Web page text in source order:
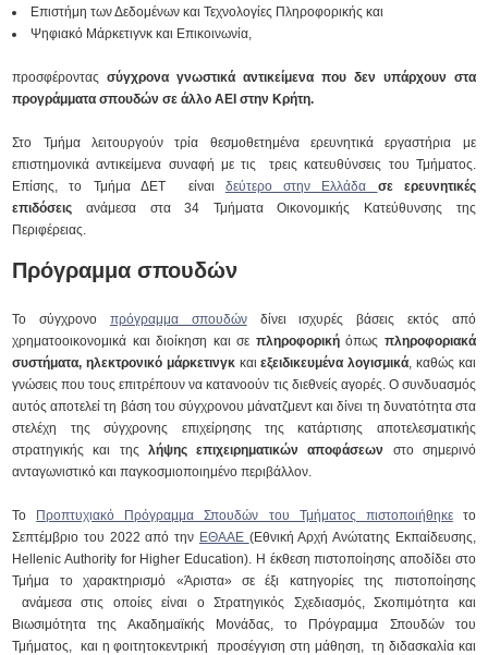
Επιστήμη των Δεδομένων και Τεχνολογίες Πληροφορικής και
Ψηφιακό Μάρκετιγνκ και Επικοινωνία,
προσφέρονταςσύγχρονα γνωστικά αντικείμενα που δεν υπάρχουν στα
προγράμματα σπουδών σε άλλο ΑΕΙ στην Κρήτη.
Στο Τμήμα λειτουργούν τρία θεσμοθετημένα ερευνητικά εργαστήρια με
επιστημονικά αντικείμενα συναφή με τις τρεις κατευθύνσεις του Τμήματος.
Επίσης, το Τμήμα ΔΕΤ είναι δεύτερο στην Ελλάδα σε ερευνητικές
επιδόσεις ανάμεσα στα 34 Τμήματα Οικονομικής Κατεύθυνσης της
Περιφέρειας.
Πρόγραμμα σπουδών
Το σύγχρονο πρόγραμμα σπουδώνδίνει ισχυρές βάσεις εκτός από
χρηματοοικονομικά και διοίκηση και σε πληροφορικήόπως πληροφοριακά
συστήματα, ηλεκτρονικό μάρκετινγκκαιεξειδικευμένα λογισμικά, καθώς και
γνώσεις που τους επιτρέπουν να κατανοούν τις διεθνείς αγορές. Ο συνδυασμός
αυτός αποτελεί τη βάση του σύγχρονου μάνατζμεντ και δίνει τη δυνατότητα στα
στελέχη της σύγχρονης επιχείρησης της κατάρτισης αποτελεσματικής
στρατηγικής και της λήψης επιχειρηματικών αποφάσεων στο σημερινό
ανταγωνιστικό και παγκοσμιοποιημένο περιβάλλον.
Το Προπτυχιακό Πρόγραμμα Σπουδών του Τμήματος πιστοποιήθηκετο
Σεπτέμβριο του 2022 από την ΕΘΑΑΕ (Εθνική Αρχή Ανώτατης Εκπαίδευσης,
Hellenic Authority for Higher Education). Η έκθεση πιστοποίησης αποδίδει στο
Τμήμα το χαρακτηρισμό «Άριστα» σε έξι κατηγορίες της πιστοποίησης
ανάμεσα στις οποίες είναι ο Στρατηγικός Σχεδιασμός, Σκοπιμότητα και
Βιωσιμότητα της Ακαδημαϊκής Μονάδας, το Πρόγραμμα Σπουδών του
Τμήματος, και η φοιτητοκεντρική προσέγγιση στη μάθηση, τη διδασκαλία και